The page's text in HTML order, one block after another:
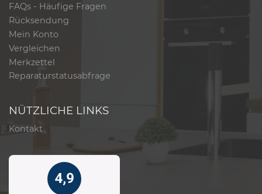
FAQs - Häufige Fragen
Rücksendung
Mein Konto
Vergleichen
Merkzettel
Reparaturstatusabfrage
NÜTZLICHE LINKS
Kontakt